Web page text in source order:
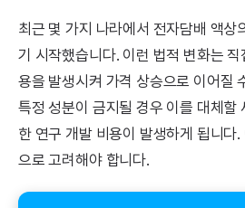
최근 몇 가지 나라에서 전자담배 액상
기 시작했습니다. 이런 법적 변화는
용을 발생시켜 가격 상승으로 이어질
특정 성분이 금지될 경우 이를 대체할
한 연구 개발 비용이 발생하게 됩니다
으로 고려해야 합니다.